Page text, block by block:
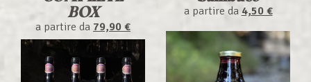
BOX
a partire da 79,90 €
a partire da 4,50 €